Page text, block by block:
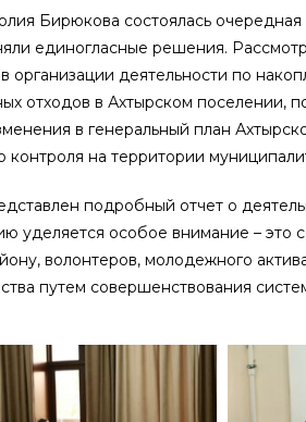
Бирюкова состоялась
единогласные решения.
организации деятельности по
отходов в Ахтырском поселении,
в генеральный план
контроля на территории
подробный отчет о
уделяется особое внимание – это
волонтеров, молодежного
путем совершенствования